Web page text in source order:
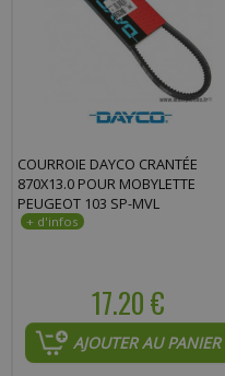
COURROIE DAYCO CRANTÉE
870X13.0 POUR MOBYLETTE
PEUGEOT 103 SP-MVL
17.20 €
AJOUTER AU PANIER